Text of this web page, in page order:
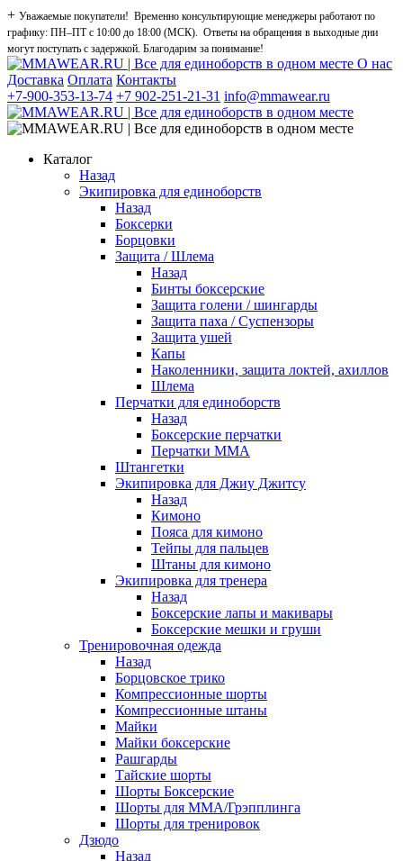
+ Уважаемые покупатели! Временно консультирующие менеджеры работают по
графику: ПН–ПТ с 10:00 до 18:00 (МСК). Ответы на обращения в выходные дни
могут поступать с задержкой. Благодарим за понимание!
О нас
Доставка Оплата Контакты
+7-900-353-13-74 +7 902-251-21-31 info@mmawear.ru
Каталог
Назад
Экипировка для единоборств
Назад
Боксерки
Борцовки
Защита / Шлема
Назад
Бинты боксерские
Защита голени / шингарды
Защита паха / Суспензоры
Защита ушей
Капы
Наколенники, защита локтей, ахиллов
Шлема
Перчатки для единоборств
Назад
Боксерские перчатки
Перчатки ММА
Штангетки
Экипировка для Джиу Джитсу
Назад
Кимоно
Пояса для кимоно
Тейпы для пальцев
Штаны для кимоно
Экипировка для тренера
Назад
Боксерские лапы и макивары
Боксерские мешки и груши
Тренировочная одежда
Назад
Борцовское трико
Компрессионные шорты
Компрессионные штаны
Майки
Майки боксерские
Рашгарды
Тайские шорты
Шорты Боксерские
Шорты для ММА/Грэпплинга
Шорты для тренировок
Дзюдо
Назад